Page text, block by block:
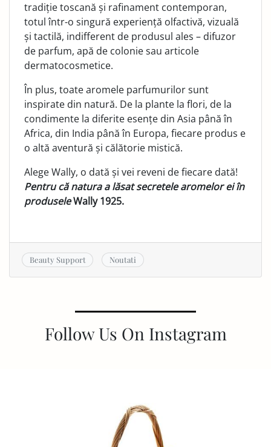
tradiție toscană și rafinament contemporan,
totul într-o singură experiență olfactivă, vizuală
și tactilă, indifferent de produsul ales – difuzor
de parfum, apă de colonie sau articole
dermatocosmetice.
În plus, toate aromele parfumurilor sunt
inspirate din natură. De la plante la flori, de la
condimente la diferite esențe din Asia până în
Africa, din India până în Europa, fiecare produs e
o altă aventură și călătorie mistică.
Alege Wally, o dată și vei reveni de fiecare dată!
Pentru că natura a lăsat secretele aromelor ei în
produseleWally 1925.
Beauty Support Noutati
Follow Us On Instagram